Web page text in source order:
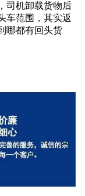
司机卸载货物后
车范围，其实返
哪都有回头货